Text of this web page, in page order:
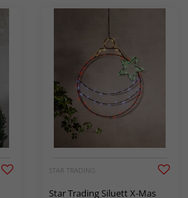
STAR TRADING
Star Trading Siluett X-Mas